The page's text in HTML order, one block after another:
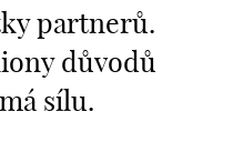
partnerů.
důvodů
sílu.